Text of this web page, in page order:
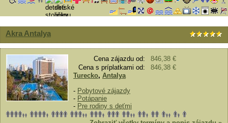
Akra Antalya
Cena zájazdu od:
846,38 €
Cena s príplatkami od:
846,38 €
Turecko, Antalya
- Pobytové zájazdy
- Potápanie
- Pre rodiny s deťmi